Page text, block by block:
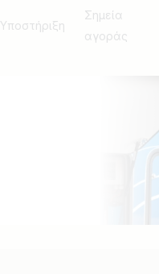
Υποστήριξη
Σημεία
αγοράς